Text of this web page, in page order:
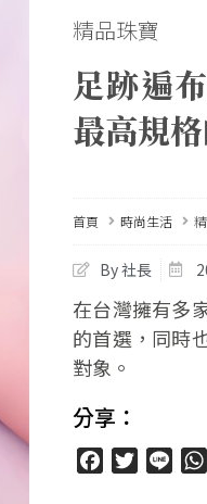
精品珠寶
足跡遍
最高規
首頁 時尚生活
By 社長
在台灣擁有多
的首選，同時
對象。
分享：
FacebookTwitter
Line